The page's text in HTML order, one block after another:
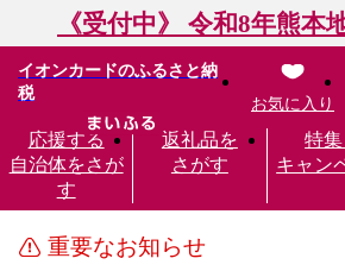
《受付中》 令和8年熊本
イオンカードのふるさと納
税
応援する
自治体をさが
す
返礼品を
さがす
特集
キャン
お気に入り
重要なお知らせ